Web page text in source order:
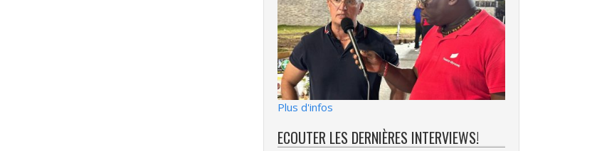
Plus d'infos
ECOUTER LES DERNIÈRES INTERVIEWS!